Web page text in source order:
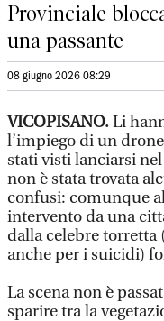
Provinciale
una passante
08 giugno 2026 08:29
VICOPISANO.Li
l’impiego di un
stati visti lanciarsi
non è stata trovata
confusi: comunque
intervento da una
dalla celebre
anche per i suicidi)
La scena non è
sparire tra la